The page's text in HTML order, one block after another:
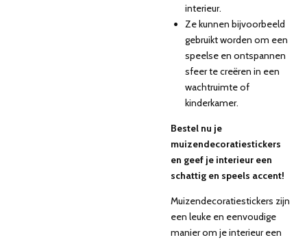
interieur.
Ze kunnen bijvoorbeeld
gebruikt worden om een
speelse en ontspannen
sfeer te creëren in een
wachtruimte of
kinderkamer.
Bestel nu je
muizendecoratiestickers
en geef je interieur een
schattig en speels accent!
Muizendecoratiestickers zijn
een leuke en eenvoudige
manier om je interieur een